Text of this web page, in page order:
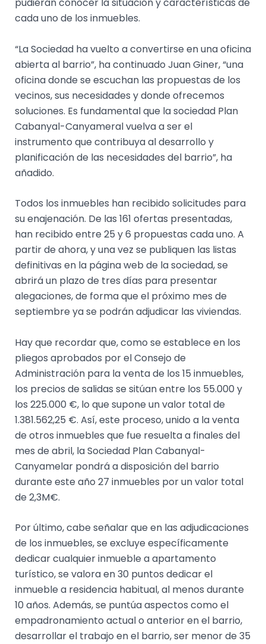
cada uno de los inmuebles.
“La Sociedad ha vuelto a convertirse en una oficina
abierta al barrio”, ha continuado Juan Giner, “una
oficina donde se escuchan las propuestas de los
vecinos, sus necesidades y donde ofrecemos
soluciones. Es fundamental que la sociedad Plan
Cabanyal-Canyameral vuelva a ser el
instrumento que contribuya al desarrollo y
planificación de las necesidades del barrio”, ha
añadido.
Todos los inmuebles han recibido solicitudes para
su enajenación. De las 161 ofertas presentadas,
han recibido entre 25 y 6 propuestas cada uno. A
partir de ahora, y una vez se publiquen las listas
definitivas en la página web de la sociedad, se
abrirá un plazo de tres días para presentar
alegaciones, de forma que el próximo mes de
septiembre ya se podrán adjudicar las viviendas.
Hay que recordar que, como se establece en los
pliegos aprobados por el Consejo de
Administración para la venta de los 15 inmuebles,
los precios de salidas se sitúan entre los 55.000 y
los 225.000 €, lo que supone un valor total de
1.381.562,25 €. Así, este proceso, unido a la venta
de otros inmuebles que fue resuelta a finales del
mes de abril, la Sociedad Plan Cabanyal-
Canyamelar pondrá a disposición del barrio
durante este año 27 inmuebles por un valor total
de 2,3M€.
Por último, cabe señalar que en las adjudicaciones
de los inmuebles, se excluye específicamente
dedicar cualquier inmueble a apartamento
turístico, se valora en 30 puntos dedicar el
inmueble a residencia habitual, al menos durante
10 años. Además, se puntúa aspectos como el
empadronamiento actual o anterior en el barrio,
desarrollar el trabajo en el barrio, ser menor de 35